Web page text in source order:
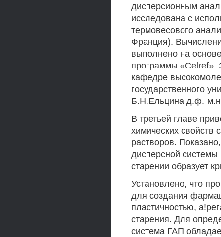
дисперсионным
исследована с
термовесового
Франция).
выполнено на
программы «Celref».
кафедре
государственного
Б.Н.Ельцина д.ф.-
В третьей главе
химических свойств
растворов.
дисперсной
старении образует
Установлено, что
для создания
пластичностью,
старения. Для
система ГАП